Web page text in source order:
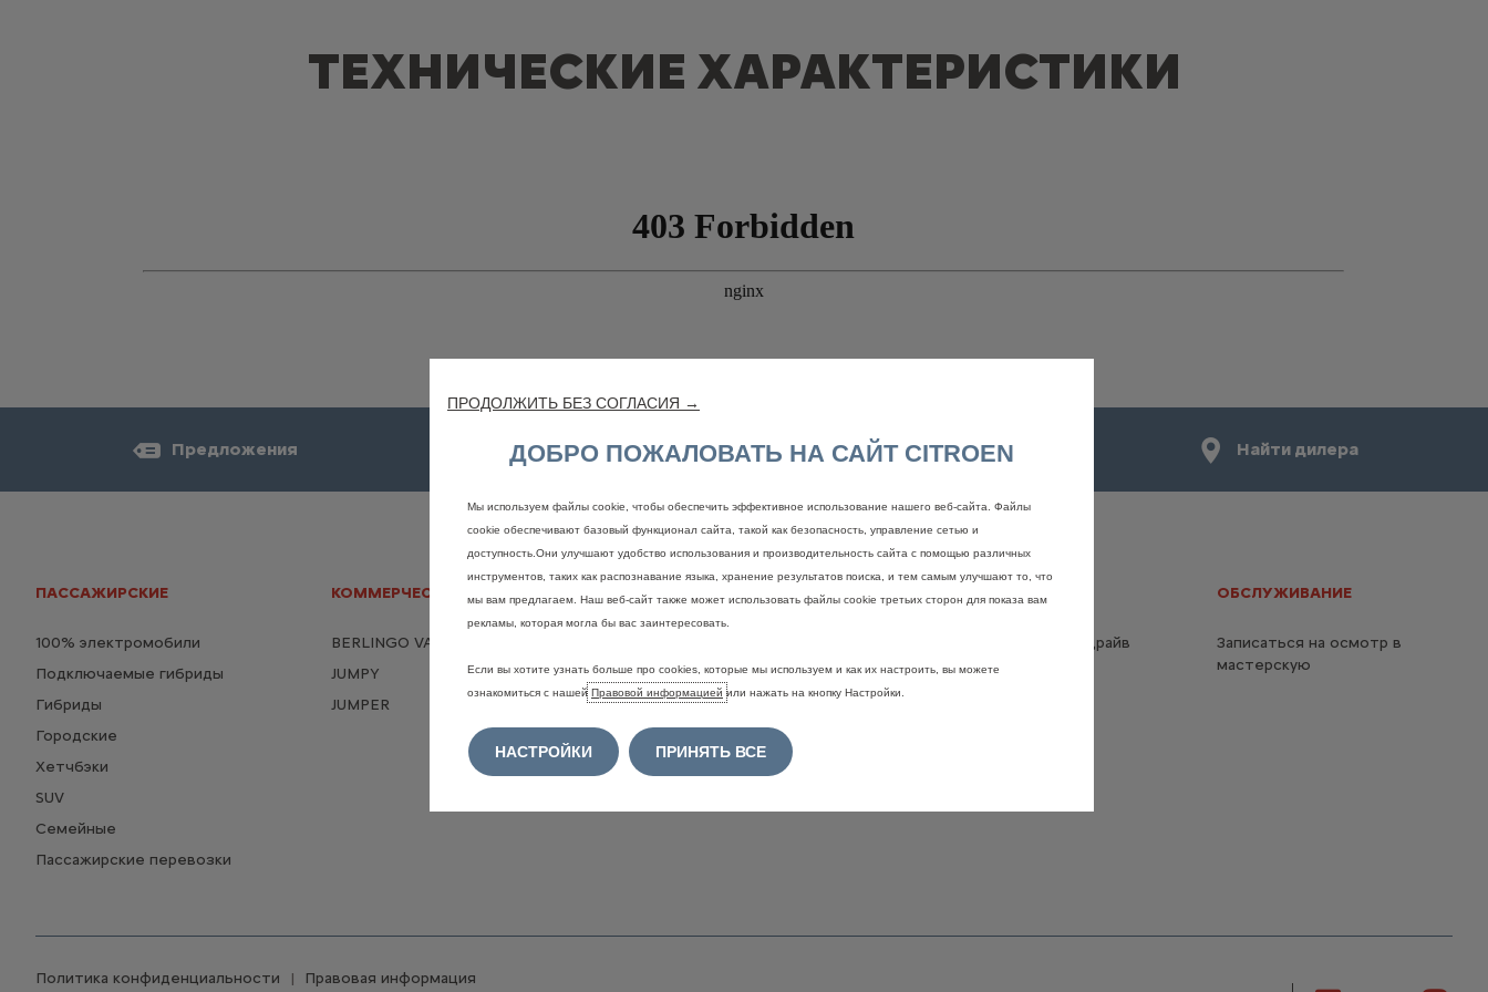
ТЕХНИЧЕСКИЕ ХАРАКТЕРИСТИКИ
Предложения Тест-драйв Заявка на сервис Найти дилера
ПАССАЖИРСКИЕ
100% электромобили
Подключаемые гибриды
Гибриды
Городские
Хетчбэки
SUV
Семейные
Пассажирские перевозки
КОММЕРЧЕСКИЕ
BERLINGO VAN
JUMPY
JUMPER
ПОДОБРАТЬ АВТОМОБИЛЬ
автомобиль
Новые автомобили в наличии
Коммерческие автомобили в
наличии
Забронировать тест-драйв
Найти пункт продаж /
ОБСЛУЖИВАНИЕ
Записаться на осмотр в
мастерскую
Политика конфиденциальности Правовая информация
ПРОДОЛЖИТЬ БЕЗ СОГЛАСИЯ →
ДОБРО ПОЖАЛОВАТЬ НА САЙТ CITROEN
Мы используем файлы cookie, чтобы обеспечить эффективное использование нашего веб-сайта. Файлы
cookie обеспечивают базовый функционал сайта, такой как безопасность, управление сетью и
доступность.Они улучшают удобство использования и производительность сайта с помощью различных
инструментов, таких как распознавание языка, хранение результатов поиска, и тем самым улучшают то, что
мы вам предлагаем. Наш веб-сайт также может использовать файлы cookie третьих сторон для показа вам
рекламы, которая могла бы вас заинтересовать.
Если вы хотите узнать больше про cookies, которые мы используем и как их настроить, вы можете
ознакомиться с нашей Правовой информацией или нажать на кнопку Настройки.
НАСТРОЙКИ ПРИНЯТЬ ВСЕ